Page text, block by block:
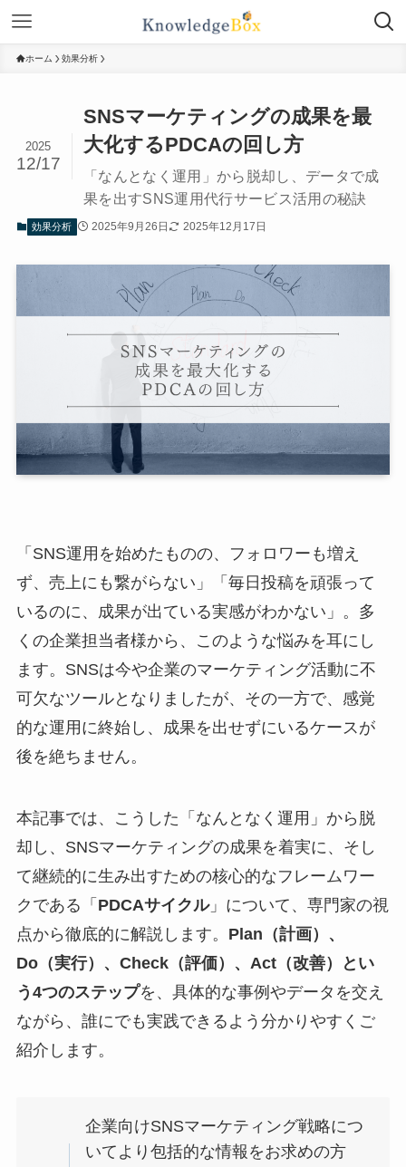
ホーム 効果分析
SNSマーケティングの成果を最
大化するPDCAの回し方
「なんとなく運用」から脱却し、データで成
果を出すSNS運用代行サービス活用の秘訣
2025
12/17
効果分析 2025年9月26日 2025年12月17日
「SNS運用を始めたものの、フォロワーも増え
ず、売上にも繋がらない」「毎日投稿を頑張って
いるのに、成果が出ている実感がわかない」。多
くの企業担当者様から、このような悩みを耳にし
ます。SNSは今や企業のマーケティング活動に不
可欠なツールとなりましたが、その一方で、感覚
的な運用に終始し、成果を出せずにいるケースが
後を絶ちません。
本記事では、こうした「なんとなく運用」から脱
却し、SNSマーケティングの成果を着実に、そし
て継続的に生み出すための核心的なフレームワー
クである「 PDCAサイクル」について、専門家の視
点から徹底的に解説します。 Plan（計画）、
Do（実行）、Check（評価）、Act（改善）とい
う4つのステップを、具体的な事例やデータを交え
ながら、誰にでも実践できるよう分かりやすくご
紹介します。
企業向けSNSマーケティング戦略につ
いてより包括的な情報をお求めの方